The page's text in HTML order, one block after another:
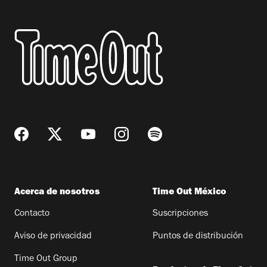
Acerca de nosotros
Contacto
Aviso de privacidad
Time Out Group
Time Out México
Suscripciones
Puntos de distribución